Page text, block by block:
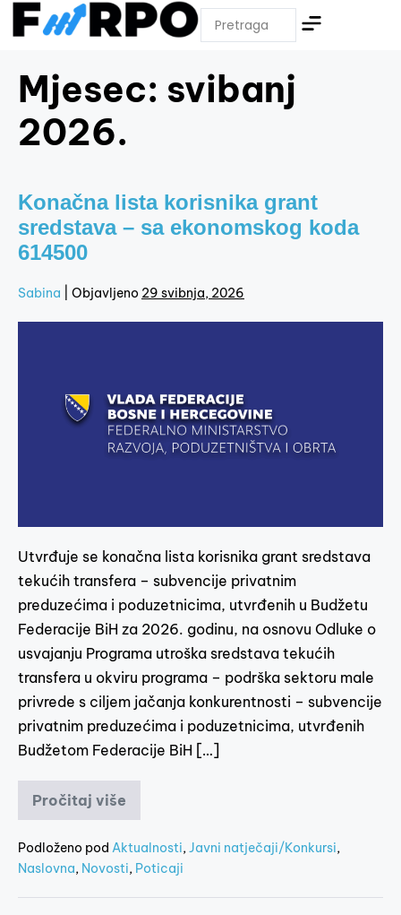
Mjesec: svibanj
2026.
Konačna lista korisnika grant
sredstava – sa ekonomskog koda
614500
Sabina Objavljeno 29 svibnja, 2026
Utvrđuje se konačna lista korisnika grant sredstava
tekućih transfera – subvencije privatnim
preduzećima i poduzetnicima, utvrđenih u Budžetu
Federacije BiH za 2026. godinu, na osnovu Odluke o
usvajanju Programa utroška sredstava tekućih
transfera u okviru programa – podrška sektoru male
privrede s ciljem jačanja konkurentnosti – subvencije
privatnim preduzećima i poduzetnicima, utvrđenih
Budžetom Federacije BiH […]
Pročitaj više
Podloženo pod Aktualnosti,Javni natječaji/Konkursi,
Naslovna, Novosti, Poticaji